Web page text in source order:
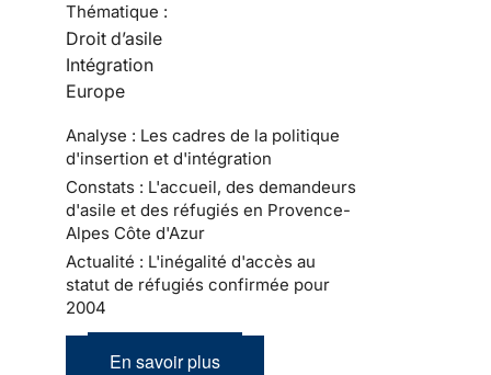
Thématique :
Droit d’asile
Intégration
Europe
Analyse : Les cadres de la politique
d'insertion et d'intégration
Constats : L'accueil, des demandeurs
d'asile et des réfugiés en Provence-
Alpes Côte d'Azur
Actualité : L'inégalité d'accès au
statut de réfugiés confirmée pour
2004
En savoir plus